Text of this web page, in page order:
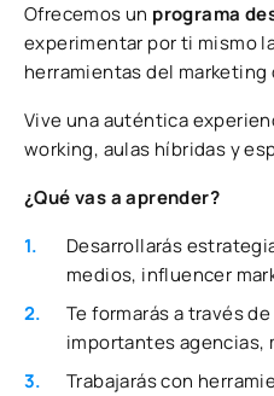
Ofrecemos un programa
experimentar por ti mismo
herramientas del marketing
Vive una auténtica
working, aulas híbridas y
¿Qué vas a aprender?
Desarrollarás
medios, influencer
Te formarás a través de
importantes agencias,
Trabajarás con